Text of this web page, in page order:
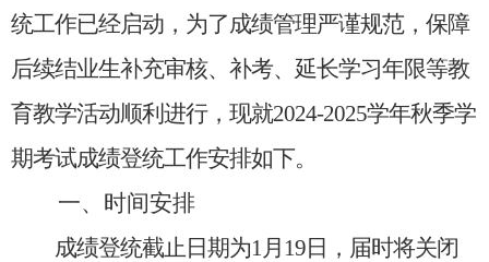
统工作已经启动 ， 为了成绩管理严谨规范，保障
后续结业生补充审核、补考、延长学习年限等教
育教学活动顺利进行，现就2024-2025学年秋季学
期考试成绩登统工作安排如下。
一、时间安排
成绩登统截止日期为1月 19日， 届时将关闭